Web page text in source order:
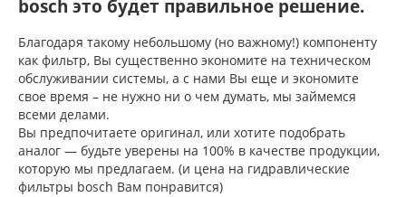
bosch это будет правильное решение.
Благодаря такому небольшому (но важному!) компоненту
как фильтр, Вы существенно экономите на техническом
обслуживании системы, а с нами Вы еще и экономите
свое время – не нужно ни о чем думать, мы займемся
всеми делами.
Вы предпочитаете оригинал, или хотите подобрать
аналог — будьте уверены на 100% в качестве продукции,
которую мы предлагаем. (и цена на гидравлические
фильтры bosch Вам понравится)